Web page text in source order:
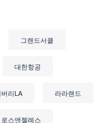
그랜드서클
대한항공
리LA 라라랜드
로스앤젤레스